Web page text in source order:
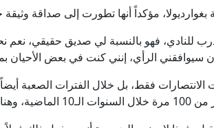
مؤكداً أنها تطورت إلى صداقة وثيقة
للنادي، فهو بالنسبة لي صديق حقيقي، نعم
سيوافقني الرأي، إنني كنت في بعض الأحيان
فقط، بل خلال الفترات الصعبة
جميعاً».